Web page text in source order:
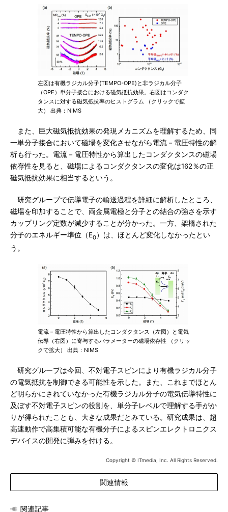
左図は有機ラジカル分子(TEMPO-OPE)と非ラジカル分子
（OPE）単分子接合における磁気抵抗効果。右図はコンダク
タンスに対する磁気抵抗率のヒストグラム （クリックで拡
大） 出典：NIMS
また、巨大磁気抵抗効果の発現メカニズムを理解するため、同
一単分子接合において磁場を変化させながら電流－電圧特性の解
析も行った。電流－電圧特性から算出したコンダクタンスの磁場
依存性を見ると、磁場によるコンダクタンスの変化は162％の正
磁気抵抗効果に相当するという。
研究グループで伝導電子の輸送過程を詳細に解析したところ、
磁場を印加することで、両金属電極と分子との結合の強さを示す
カップリング定数が減少することが分かった。一方、架橋された
分子のエネルギー準位（E0）は、ほとんど変化しなかったとい
う。
電流－電圧特性から算出したコンダクタンス（左図）と電気
伝導（右図）に寄与するパラメーターの磁場依存性 （クリッ
クで拡大） 出典：NIMS
研究グループは今回、不対電子スピンにより有機ラジカル分子
の電気抵抗を制御できる可能性を示した。また、これまでほとん
ど明らかにされていなかった有機ラジカル分子の電気伝導特性に
及ぼす不対電子スピンの役割を、単分子レベルで理解する手がか
りが得られたことも、大きな成果だとみている。研究成果は、超
高速動作で高集積可能な有機分子によるスピンエレクトロニクス
デバイスの開発に弾みを付ける。
Copyright © ITmedia, Inc. All Rights Reserved.
関連情報
関連記事